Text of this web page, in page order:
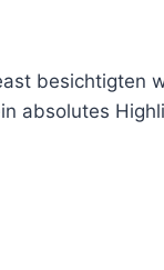
besichtigten
absolutes